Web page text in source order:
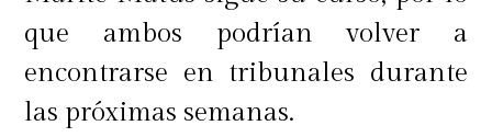
que ambos podrían volver a
encontrarse en tribunales durante
las próximas semanas.